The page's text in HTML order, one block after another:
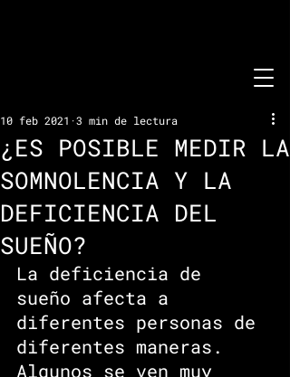
¿ES POSIBLE MEDIR LA
SOMNOLENCIA Y LA
DEFICIENCIA DEL
SUEÑO?
10 feb 2021 3 min de lectura
La deficiencia de
sueño afecta a
diferentes personas de
diferentes maneras.
Algunos se ven muy